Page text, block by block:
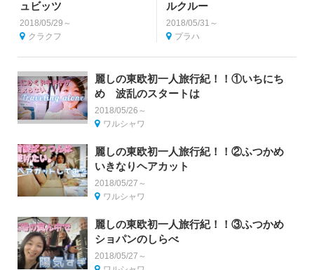
ュビッツ
2018/05/29～
クラクフ
ルクルー
2018/05/31～
プラハ
麗しの東欧初一人旅行紀！！①いちにち
め 波乱のスタートは
2018/05/26～
ワルシャワ
麗しの東欧初一人旅行紀！！②ふつかめ
いきなりヘアカット
2018/05/27～
ワルシャワ
麗しの東欧初一人旅行紀！！③ふつかめ
ショパンのしらべ
2018/05/27～